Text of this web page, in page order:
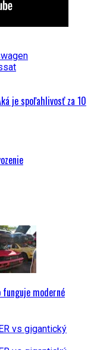
je spoľahlivosť za 10
funguje moderné